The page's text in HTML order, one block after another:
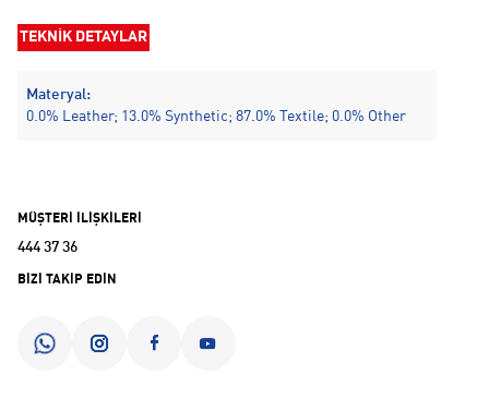
TEKNİK DETAYLAR
Materyal:
0.0% Leather; 13.0% Synthetic; 87.0% Textile; 0.0% Other
MÜŞTERİ İLİŞKİLERİ
444 37 36
BİZİ TAKİP EDİN